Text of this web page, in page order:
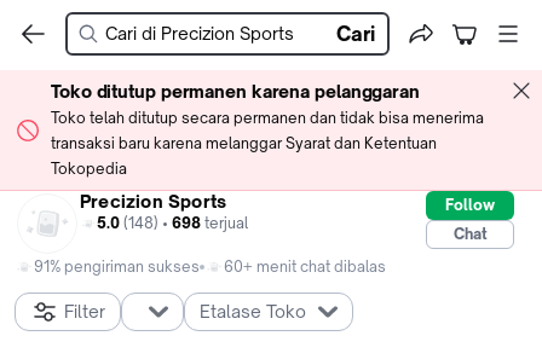
Cari
Toko ditutup permanen karena pelanggaran
Toko telah ditutup secara permanen dan tidak bisa menerima
transaksi baru karena melanggar Syarat dan Ketentuan
Tokopedia
Precizion Sports
5.0 (148) • 698 terjual
Follow
Chat
91% pengiriman sukses
60+ menit chat dibalas
Filter Etalase Toko